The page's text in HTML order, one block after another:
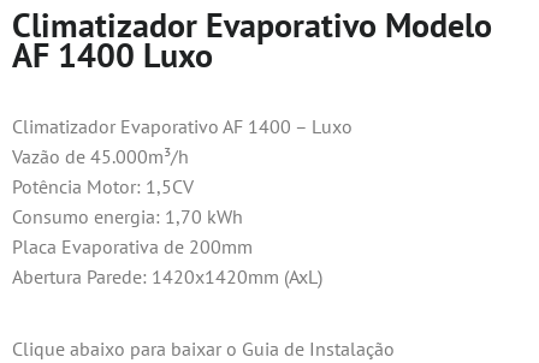
Climatizador Evaporativo Modelo
AF 1400 Luxo
Climatizador Evaporativo AF 1400 – Luxo
Vazão de 45.000m³/h
Potência Motor: 1,5CV
Consumo energia: 1,70 kWh
Placa Evaporativa de 200mm
Abertura Parede: 1420x1420mm (AxL)
Clique abaixo para baixar o Guia de Instalação